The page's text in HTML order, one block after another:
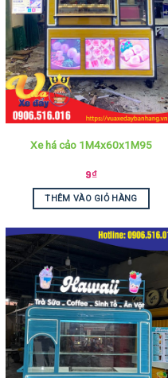
Xe há cảo 1M4x60x1M95
9₫
THÊM VÀO GIỎ HÀNG